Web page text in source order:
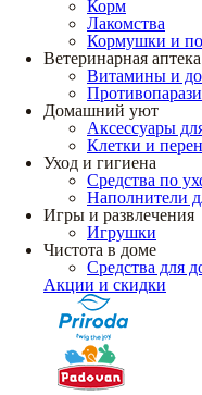
Корм
Лакомства
Кормушки и
Ветеринарная аптека
Витамины и
Домашний уют
Аксессуары
Клетки и
Уход и гигиена
Средства по
Наполнители
Игры и развлечения
Игрушки
Чистота в доме
Средства для
Акции и скидки